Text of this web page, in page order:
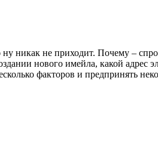
никак не приходит. Почему –
нового имейла, какой адрес
факторов и предпринять